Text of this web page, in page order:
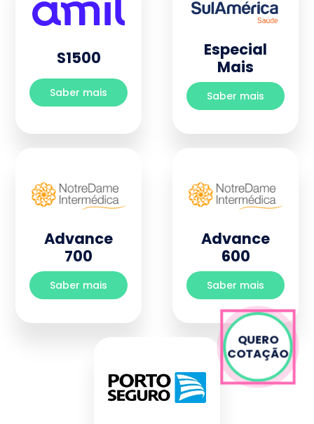
S1500
Saber mais
Especial
Mais
Saber mais
Advance
700
Saber mais
Advance
600
Saber mais
QUERO
COTAÇÃO